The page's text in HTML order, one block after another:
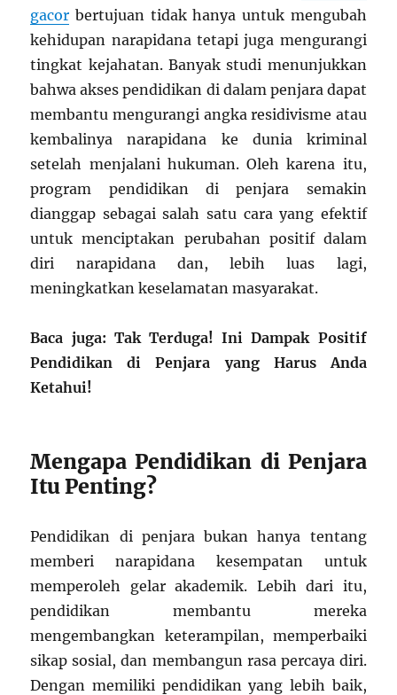
gacor bertujuan tidak hanya untuk mengubah
kehidupan narapidana tetapi juga mengurangi
tingkat kejahatan. Banyak studi menunjukkan
bahwa akses pendidikan di dalam penjara dapat
membantu mengurangi angka residivisme atau
kembalinya narapidana ke dunia kriminal
setelah menjalani hukuman. Oleh karena itu,
program pendidikan di penjara semakin
dianggap sebagai salah satu cara yang efektif
untuk menciptakan perubahan positif dalam
diri narapidana dan, lebih luas lagi,
meningkatkan keselamatan masyarakat.
Baca juga: Tak Terduga! Ini Dampak Positif
Pendidikan di Penjara yang Harus Anda
Ketahui!
Mengapa Pendidikan di Penjara
Itu Penting?
Pendidikan di penjara bukan hanya tentang
memberi narapidana kesempatan untuk
memperoleh gelar akademik. Lebih dari itu,
pendidikan membantu mereka
mengembangkan keterampilan, memperbaiki
sikap sosial, dan membangun rasa percaya diri.
Dengan memiliki pendidikan yang lebih baik,